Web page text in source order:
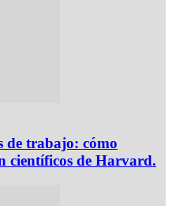
de trabajo: cómo
científicos de Harvard.